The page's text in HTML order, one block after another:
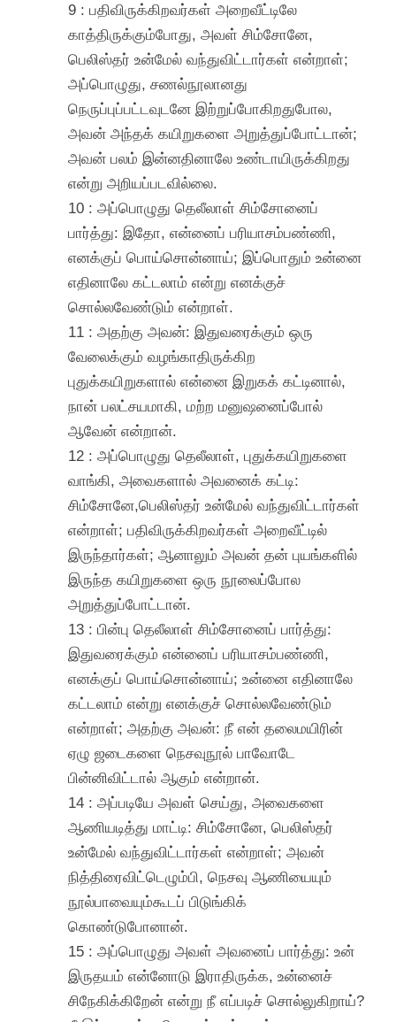
9 : பதிவிருக்கிறவர்கள் அறைவீட்டிலே
காத்திருக்கும்போது, அவள் சிம்சோனே,
பெலிஸ்தர் உன்மேல் வந்துவிட்டார்கள் என்றாள்;
அப்பொழுது, சணல்நூலானது
நெருப்புப்பட்டவுடனே இற்றுப்போகிறதுபோல,
அவன் அந்தக் கயிறுகளை அறுத்துப்போட்டான்;
அவன் பலம் இன்னதினாலே உண்டாயிருக்கிறது
என்று அறியப்படவில்லை.
10 : அப்பொழுது தெலீலாள் சிம்சோனைப்
பார்த்து: இதோ, என்னைப் பரியாசம்பண்ணி,
எனக்குப் பொய்சொன்னாய்; இப்பொதும் உன்னை
எதினாலே கட்டலாம் என்று எனக்குச்
சொல்லவேண்டும் என்றாள்.
11 : அதற்கு அவன்: இதுவரைக்கும் ஒரு
வேலைக்கும் வழங்காதிருக்கிற
புதுக்கயிறுகளால் என்னை இறுகக் கட்டினால்,
நான் பலட்சயமாகி, மற்ற மனுஷனைப்போல்
ஆவேன் என்றான்.
12 : அப்பொழுது தெலீலாள், புதுக்கயிறுகளை
வாங்கி, அவைகளால் அவனைக் கட்டி:
சிம்சோனே,பெலிஸ்தர் உன்மேல் வந்துவிட்டார்கள்
என்றாள்; பதிவிருக்கிறவர்கள் அறைவீட்டில்
இருந்தார்கள்; ஆனாலும் அவன் தன் புயங்களில்
இருந்த கயிறுகளை ஒரு நூலைப்போல
அறுத்துப்போட்டான்.
13 : பின்பு தெலீலாள் சிம்சோனைப் பார்த்து:
இதுவரைக்கும் என்னைப் பரியாசம்பண்ணி,
எனக்குப் பொய்சொன்னாய்; உன்னை எதினாலே
கட்டலாம் என்று எனக்குச் சொல்லவேண்டும்
என்றாள்; அதற்கு அவன்: நீ என் தலைமயிரின்
ஏழு ஜடைகளை நெசவுநூல் பாவோடே
பின்னிவிட்டால் ஆகும் என்றான்.
14 : அப்படியே அவள் செய்து, அவைகளை
ஆணியடித்து மாட்டி: சிம்சோனே, பெலிஸ்தர்
உன்மேல் வந்துவிட்டார்கள் என்றாள்; அவன்
நித்திரைவிட்டெழும்பி, நெசவு ஆணியையும்
நூல்பாவையும்கூடப் பிடுங்கிக்
கொண்டுபோனான்.
15 : அப்பொழுது அவள் அவனைப் பார்த்து: உன்
இருதயம் என்னோடு இராதிருக்க, உன்னைச்
சிநேகிக்கிறேன் என்று நீ எப்படிச் சொல்லுகிறாய்?